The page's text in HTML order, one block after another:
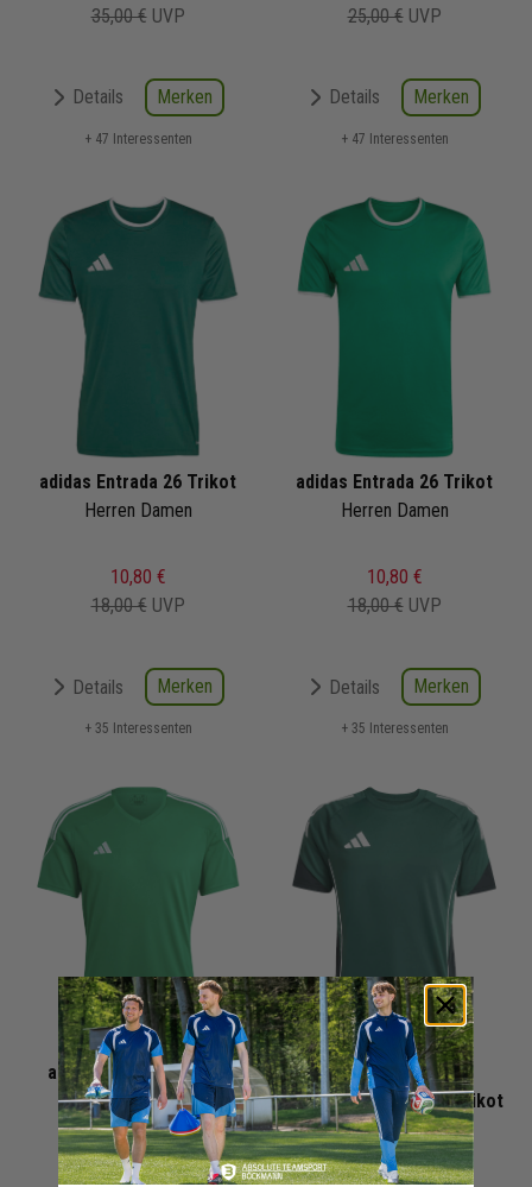
35,00 € UVP
Details Merken
+ 47 Interessenten
25,00 € UVP
Details Merken
+ 47 Interessenten
adidas Entrada 26 Trikot
Herren Damen
10,80 €
18,00 € UVP
Details Merken
+ 35 Interessenten
adidas Entrada 26 Trikot
Herren Damen
10,80 €
18,00 € UVP
Details Merken
+ 35 Interessenten
adidas Tiro 23 League
Fussball Trikot
Kinder
10,00 €
adidas Tiro 25
Competition Fußball Trikot
Kinder | Jersey
18,00 €